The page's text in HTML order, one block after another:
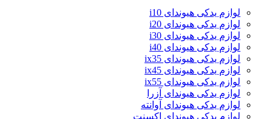
لوازم یدکی هیوندای i10
لوازم یدکی هیوندای i20
لوازم یدکی هیوندای i30
لوازم یدکی هیوندای i40
لوازم یدکی هیوندای ix35
لوازم یدکی هیوندای ix45
لوازم یدکی هیوندای ix55
لوازم یدکی هیوندای آزرا
لوازم یدکی هیوندای آوانته
لوازم یدکی هیوندای اکسنت